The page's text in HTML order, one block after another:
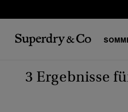
3 Ergebnisse